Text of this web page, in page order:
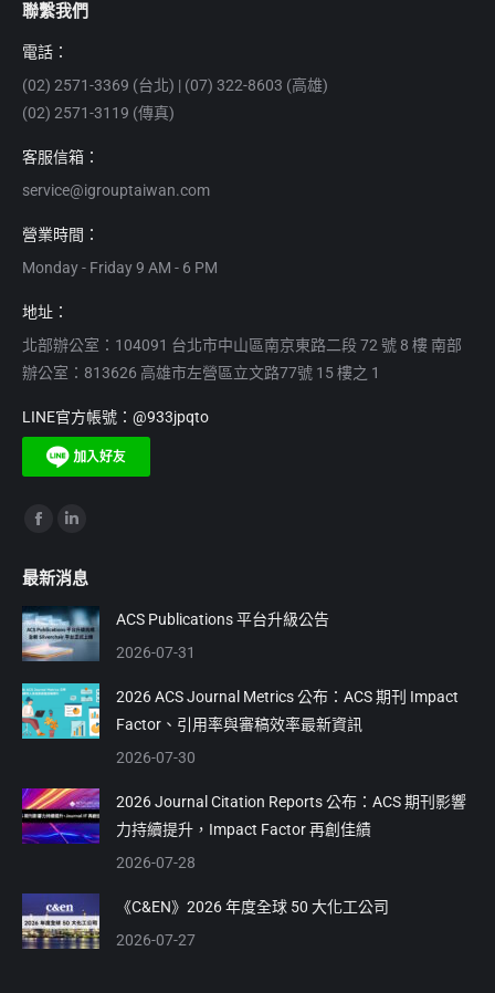
聯繫我們
電話：
(02) 2571-3369 (台北) | (07) 322-8603 (高雄)
(02) 2571-3119 (傳真)
客服信箱：
service@igrouptaiwan.com
營業時間：
Monday - Friday 9 AM - 6 PM
地址：
北部辦公室：104091 台北市中山區南京東路二段 72 號 8 樓 南部
辦公室：813626 高雄市左營區立文路77號 15 樓之 1
LINE官方帳號：@933jpqto
Find us on:
opens
in
new
opens
in
new
最新消息
ACS Publications 平台升級公告
2026-07-31
2026 ACS Journal Metrics 公布：ACS 期刊 Impact
Factor、引用率與審稿效率最新資訊
2026-07-30
2026 Journal Citation Reports 公布：ACS 期刊影響
力持續提升，Impact Factor 再創佳績
2026-07-28
《C&EN》2026 年度全球 50 大化工公司
2026-07-27